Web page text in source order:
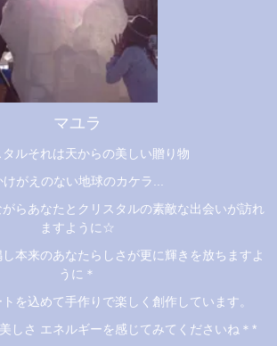
マユラ
タルそれは天からの美しい贈り物
けがえのない地球のカケラ...
らあなたとクリスタルの素敵な出会いが訪れ
ますように☆
本来のあなたらしさが更に輝きを放ちますよ
うに＊
を込めて手作りで楽しく創作しています。
しさ エネルギーを感じてみてくださいね＊*